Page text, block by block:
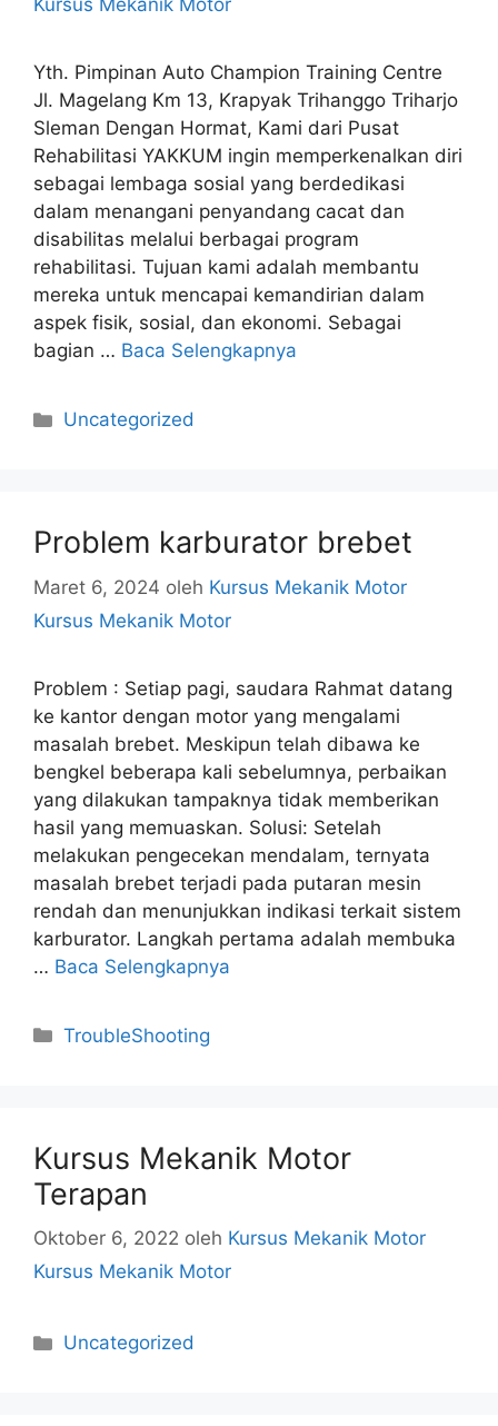
Kursus Mekanik Motor
Yth. Pimpinan Auto Champion Training Centre
Jl. Magelang Km 13, Krapyak Trihanggo Triharjo
Sleman Dengan Hormat, Kami dari Pusat
Rehabilitasi YAKKUM ingin memperkenalkan diri
sebagai lembaga sosial yang berdedikasi
dalam menangani penyandang cacat dan
disabilitas melalui berbagai program
rehabilitasi. Tujuan kami adalah membantu
mereka untuk mencapai kemandirian dalam
aspek fisik, sosial, dan ekonomi. Sebagai
bagian … Baca Selengkapnya
Kategori
Uncategorized
Problem karburator brebet
Maret 6, 2024 oleh Kursus Mekanik Motor
Kursus Mekanik Motor
Problem : Setiap pagi, saudara Rahmat datang
ke kantor dengan motor yang mengalami
masalah brebet. Meskipun telah dibawa ke
bengkel beberapa kali sebelumnya, perbaikan
yang dilakukan tampaknya tidak memberikan
hasil yang memuaskan. Solusi: Setelah
melakukan pengecekan mendalam, ternyata
masalah brebet terjadi pada putaran mesin
rendah dan menunjukkan indikasi terkait sistem
karburator. Langkah pertama adalah membuka
… Baca Selengkapnya
Kategori
TroubleShooting
Kursus Mekanik Motor
Terapan
Oktober 6, 2022 oleh Kursus Mekanik Motor
Kursus Mekanik Motor
Kategori
Uncategorized